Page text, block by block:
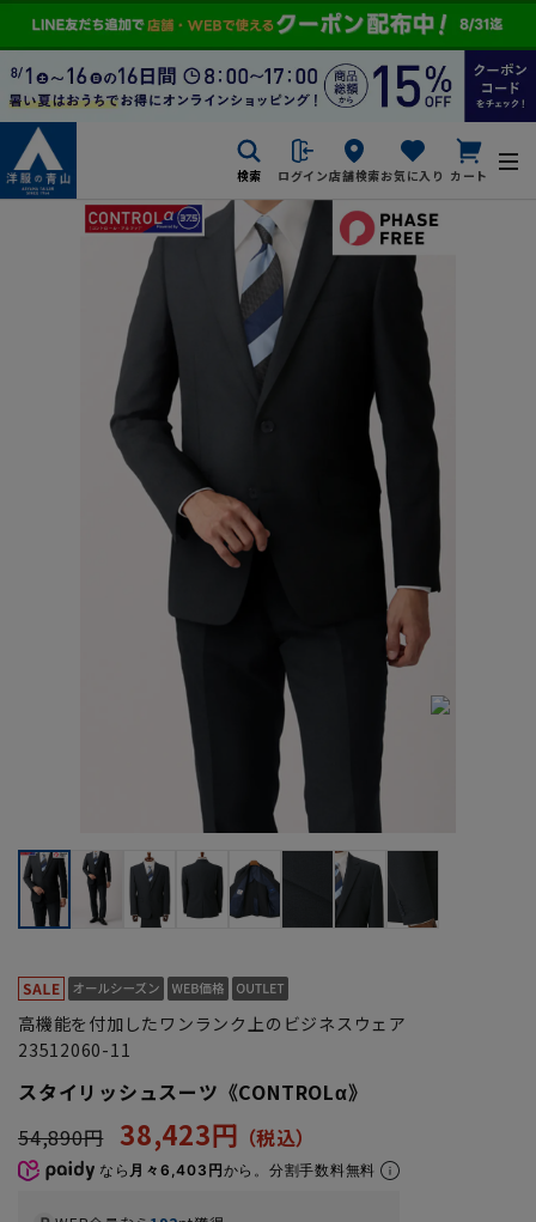
検索 ログイン店舗検索お気に入り カート
高機能を付加したワンランク上のビジネスウェア
23512060-11
スタイリッシュスーツ《CONTROLα》
54,890円 38,423円
なら 月々6,403円から。分割手数料無料